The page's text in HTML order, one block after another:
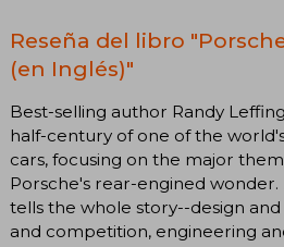
Reseña del libro "Porsche
(en Inglés)"
Best-selling author Randy
half-century of one of the
cars, focusing on the major
Porsche's rear-engined wonder.
tells the whole story--design
and competition, engineering